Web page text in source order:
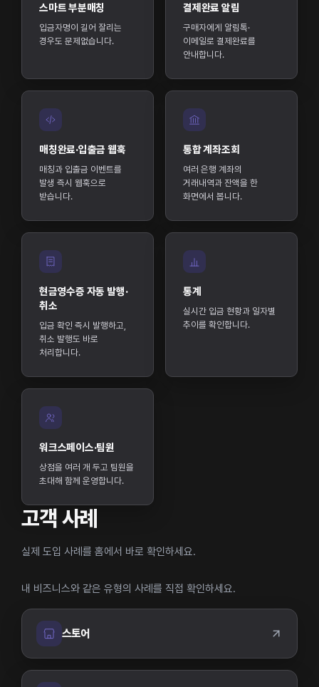
스마트 부분매칭
입금자명이 길어 잘리는
경우도 문제없습니다.
결제완료 알림
구매자에게 알림톡·
이메일로 결제완료를
안내합니다.
매칭완료·입출금 웹훅
매칭과 입출금 이벤트를
발생 즉시 웹훅으로
받습니다.
통합 계좌조회
여러 은행 계좌의
거래내역과 잔액을 한
화면에서 봅니다.
현금영수증 자동 발행·
취소
입금 확인 즉시 발행하고,
취소 발행도 바로
처리합니다.
통계
실시간 입금 현황과 일자별
추이를 확인합니다.
워크스페이스·팀원
상점을 여러 개 두고 팀원을
초대해 함께 운영합니다.
고객 사례
실제 도입 사례를 홈에서 바로 확인하세요.
내 비즈니스와 같은 유형의 사례를 직접 확인하세요.
스토어